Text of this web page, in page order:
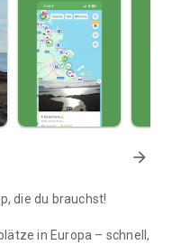
arrow_forward
die du brauchst!
in Europa – schnell,